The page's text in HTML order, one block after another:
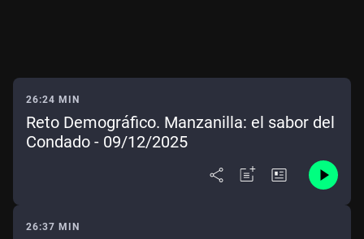
26:24 MIN
Reto Demográfico. Manzanilla: el sabor del
Condado - 09/12/2025
26:37 MIN